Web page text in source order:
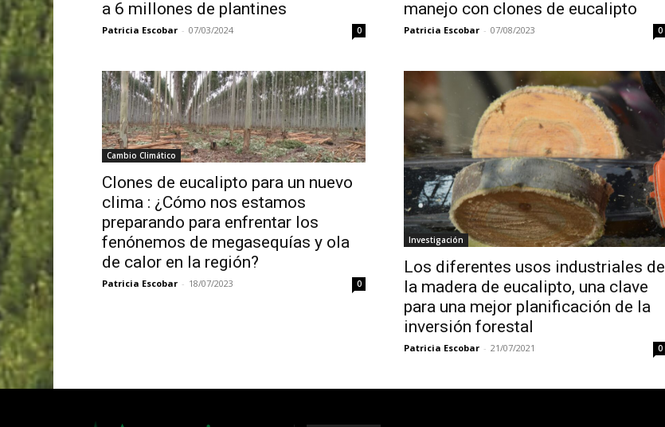
a 6 millones de plantines
Patricia Escobar - 07/03/2024 0
manejo con clones de eucalipto
Patricia Escobar - 07/08/2023 0
Cambio Climático
Clones de eucalipto para un nuevo
clima : ¿Cómo nos estamos
preparando para enfrentar los
fenónemos de megasequías y ola
de calor en la región?
Patricia Escobar - 18/07/2023 0
Investigación
Los diferentes usos industriales de
la madera de eucalipto, una clave
para una mejor planificación de la
inversión forestal
Patricia Escobar - 21/07/2021 0